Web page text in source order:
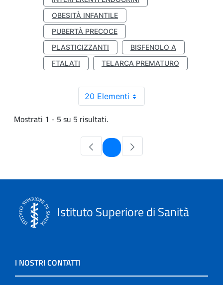
OBESITÀ INFANTILE
PUBERTÀ PRECOCE
PLASTICIZZANTI
BISFENOLO A
FTALATI
TELARCA PREMATURO
20 Elementi
Mostrati 1 - 5 su 5 risultati.
Pagina
Istituto Superiore di Sanità
I NOSTRI CONTATTI